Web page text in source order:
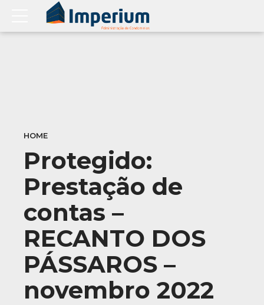
HOME
Protegido:
Prestação de
contas –
RECANTO DOS
PÁSSAROS –
novembro 2022